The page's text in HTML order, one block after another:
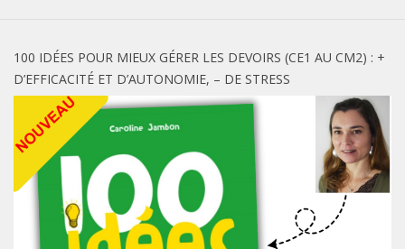
100 IDÉES POUR MIEUX GÉRER LES DEVOIRS (CE1 AU CM2) : +
D’EFFICACITÉ ET D’AUTONOMIE, – DE STRESS